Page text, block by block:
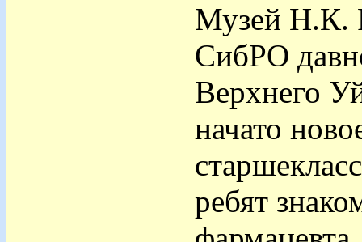
Музей Н.К.
СибРО
Верхнего
начато
ребят